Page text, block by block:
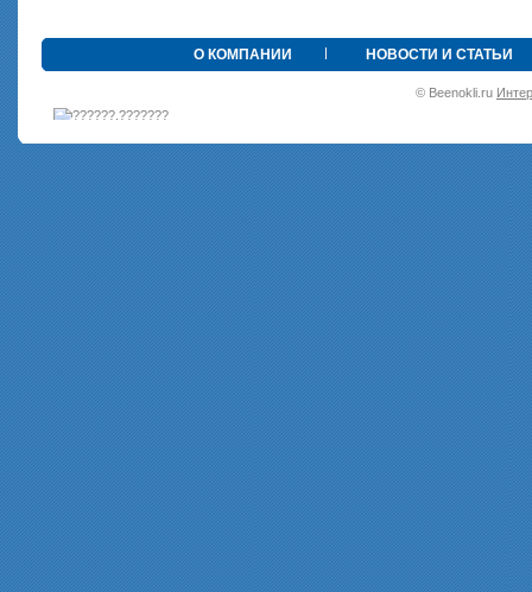
О КОМПАНИИ НОВОСТИ И СТАТЬИ
© Beenokli.ru
•